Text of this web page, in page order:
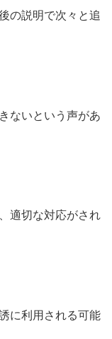
の説明で次々と追
ないという声があ
適切な対応がされ
に利用される可能